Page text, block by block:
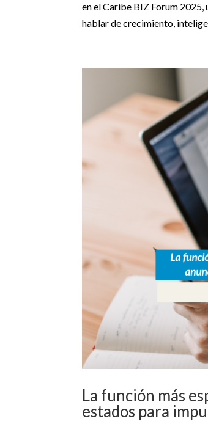
en el Caribe BIZ Forum 2025,
hablar de crecimiento,
La función más
estados para